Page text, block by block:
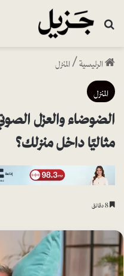
بحث عن
الرئيسية/المنزل
المنزل
الضوضاء والعزل
مثاليًا داخل منزلك؟